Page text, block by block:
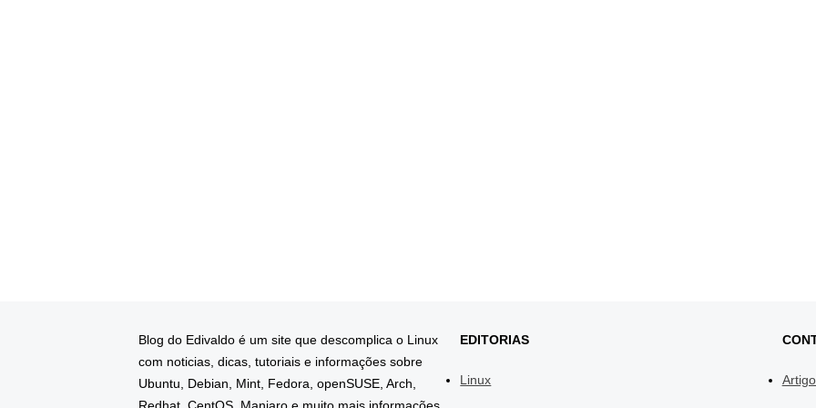
Blog do Edivaldo é um site que descomplica o Linux
com noticias, dicas, tutoriais e informações sobre
Ubuntu, Debian, Mint, Fedora, openSUSE, Arch,
EDITORIAS
Linux